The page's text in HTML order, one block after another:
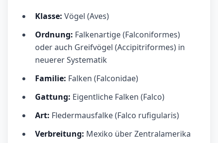
Klasse: Vögel (Aves)
Ordnung: Falkenartige (Falconiformes)
oder auch Greifvögel (Accipitriformes) in
neuerer Systematik
Familie: Falken (Falconidae)
Gattung: Eigentliche Falken (Falco)
Art: Fledermausfalke (Falco rufigularis)
Verbreitung: Mexiko über Zentralamerika